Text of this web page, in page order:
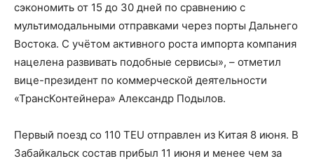
сэкономить от 15 до 30 дней по сравнению с
мультимодальными отправками через порты Дальнего
Востока. С учётом активного роста импорта компания
нацелена развивать подобные сервисы», – отметил
вице-президент по коммерческой деятельности
«ТрансКонтейнера» Александр Подылов.
Первый поезд со 110 TEU отправлен из Китая 8 июня. В
Забайкальск состав прибыл 11 июня и менее чем за